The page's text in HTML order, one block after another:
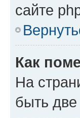
сайте
Как
На
быть